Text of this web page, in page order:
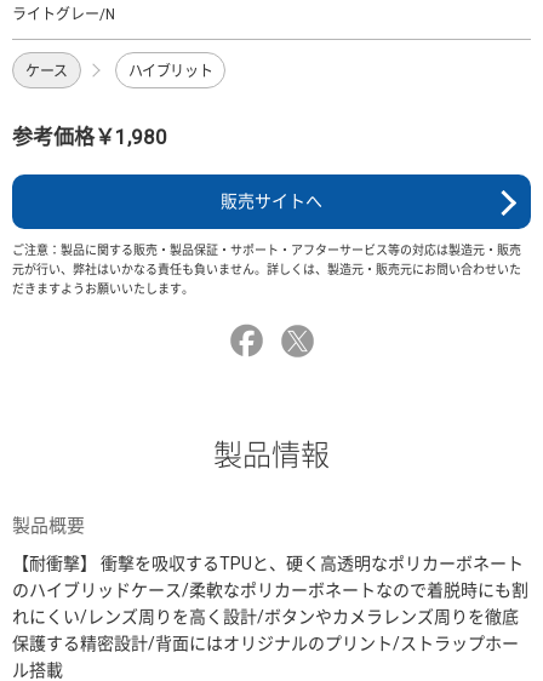
ライトグレー/N
ケース ハイブリット
参考価格￥1,980
販売サイトへ
ご注意：製品に関する販売・製品保証・サポート・アフターサービス等の対応は製造元・販売
元が行い、弊社はいかなる責任も負いません。詳しくは、製造元・販売元にお問い合わせいた
だきますようお願いいたします。
製品情報
製品概要
【耐衝撃】 衝撃を吸収するTPUと、硬く高透明なポリカーボネート
のハイブリッドケース/柔軟なポリカーボネートなので着脱時にも割
れにくい/レンズ周りを高く設計/ボタンやカメラレンズ周りを徹底
保護する精密設計/背面にはオリジナルのプリント/ストラップホー
ル搭載